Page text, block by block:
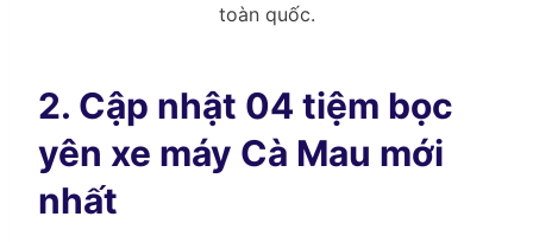
toàn quốc.
2. Cập nhật 04 tiệm bọc
yên xe máy Cà Mau mới
nhất